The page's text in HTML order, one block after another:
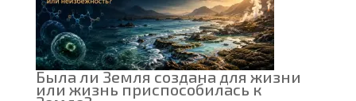
Была ли Земля создана для жизни
или жизнь приспособилась к